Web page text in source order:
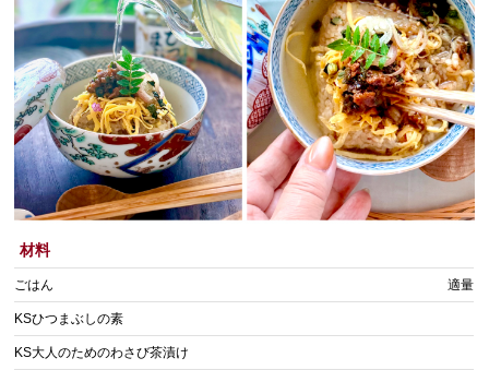
材料
ごはん 適量
KSひつまぶしの素
KS大人のためのわさび茶漬け